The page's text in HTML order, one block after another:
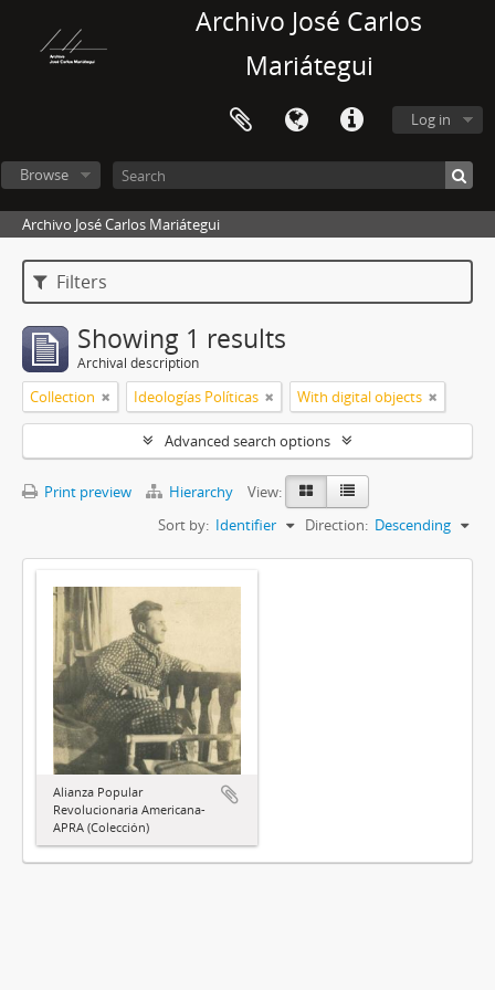
Archivo José Carlos
Mariátegui
Log in
Browse
Archivo José Carlos Mariátegui
Filters
Showing 1 results
Archival description
Collection Ideologías Políticas With digital objects
Advanced search options
Print preview Hierarchy
View:
Sort by: Identifier Direction: Descending
Alianza Popular
Revolucionaria Americana-
APRA (Colección)